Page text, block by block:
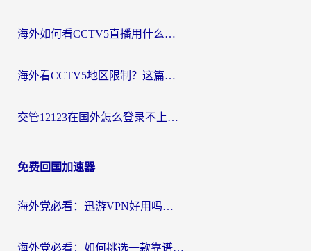
海外如何看CCTV5直播用什么平台？2026最新指南：看欧洲杯、中超、奥运不再卡
海外看CCTV5地区限制？这篇指南帮你流畅看欧洲杯、NBA还听中文解说
交管12123在国外怎么登录不上？海外华人必看的回国加速器选择指南
免费回国加速器
海外党必看：迅游VPN好用吗？和OurPlay VPN对比哪个回国效果更好？附真实体验测评
海外党必看：如何挑选一款靠谱的PC端VPN，让回国冲浪不再卡顿